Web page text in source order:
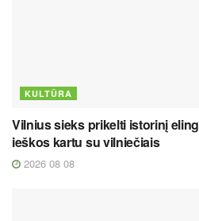
KULTŪRA
Vilnius sieks prikelti istorinį
ieškos kartu su vilniečiais
2026 08 08